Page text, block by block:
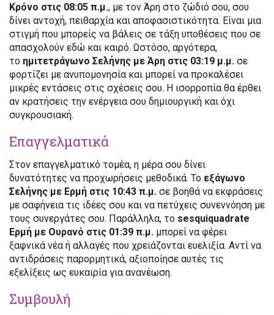
Κρόνο στις 08:05 π.μ., με τον Άρη στο ζώδιό σου, σου
δίνει αντοχή, πειθαρχία και αποφασιστικότητα. Είναι μια
στιγμή που μπορείς να βάλεις σε τάξη υποθέσεις που σε
απασχολούν εδώ και καιρό. Ωστόσο, αργότερα,
το ημιτετράγωνο Σελήνης με Άρη στις 03:19 μ.μ. σε
φορτίζει με ανυπομονησία και μπορεί να προκαλέσει
μικρές εντάσεις στις σχέσεις σου. Η ισορροπία θα έρθει
αν κρατήσεις την ενέργεια σου δημιουργική και όχι
συγκρουσιακή.
Επαγγελματικά
Στον επαγγελματικό τομέα, η μέρα σου δίνει
δυνατότητες να προχωρήσεις μεθοδικά. Το εξάγωνο
Σελήνης με Ερμή στις 10:43 π.μ. σε βοηθά να εκφράσεις
με σαφήνεια τις ιδέες σου και να πετύχεις συνεννόηση με
τους συνεργάτες σου. Παράλληλα, το sesquiquadrate
Ερμή με Ουρανό στις 01:39 π.μ. μπορεί να φέρει
ξαφνικά νέα ή αλλαγές που χρειάζονται ευελιξία. Αντί να
αντιδράσεις παρορμητικά, αξιοποίησε αυτές τις
εξελίξεις ως ευκαιρία για ανανέωση.
Συμβουλή